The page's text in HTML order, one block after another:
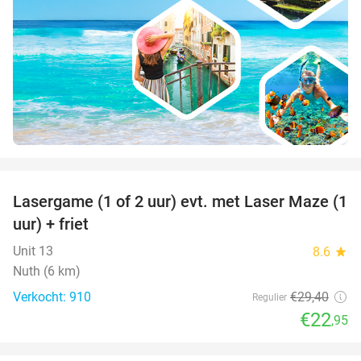
22%
Lasergame (1 of 2 uur) evt. met Laser Maze (1
uur) + friet
Unit 13 8.6 star
Nuth (6 km)
Verkocht: 910
Regulier €29,40
€22,95